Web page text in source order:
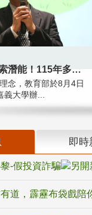
跨越限制，探索潛能！115年多元潛
念，教育部於8月4日
大學辦...
即時
-假投資詐騙
道，霹靂布袋戲陪